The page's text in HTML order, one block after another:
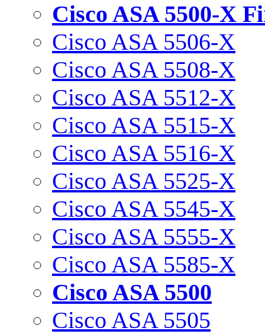
Cisco ASA 5500-X
Cisco ASA 5506-X
Cisco ASA 5508-X
Cisco ASA 5512-X
Cisco ASA 5515-X
Cisco ASA 5516-X
Cisco ASA 5525-X
Cisco ASA 5545-X
Cisco ASA 5555-X
Cisco ASA 5585-X
Cisco ASA 5500
Cisco ASA 5505